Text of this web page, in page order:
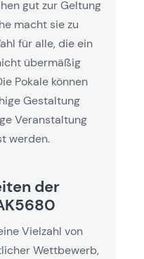
gut zur Geltung
macht sie zu
für alle, die ein
übermäßig
Pokale können
Gestaltung
Veranstaltung
werden.
der
Vielzahl von
Wettbewerb,